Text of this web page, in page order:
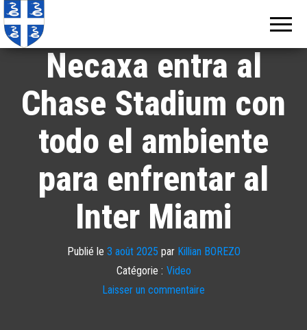
Necaxa entra al
Chase Stadium con
todo el ambiente
para enfrentar al
Inter Miami
Publié le 3 août 2025 par Killian BOREZO
Catégorie : Video
Laisser un commentaire